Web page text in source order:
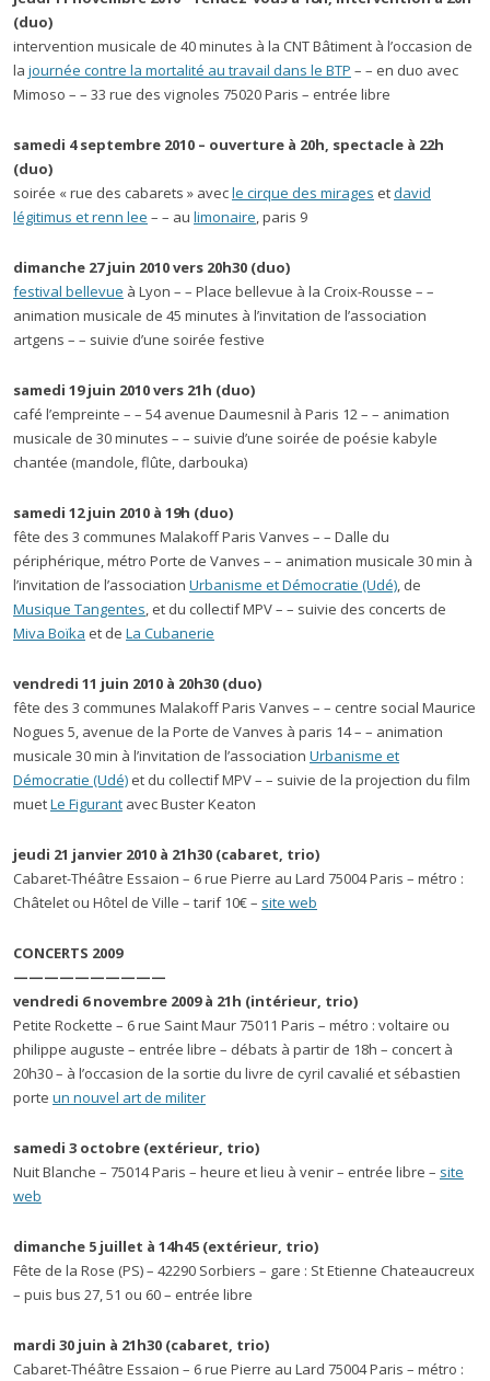
(duo)
intervention musicale de 40 minutes à la CNT Bâtiment à l’occasion de
la journée contre la mortalité au travail dans le BTP – – en duo avec
Mimoso – – 33 rue des vignoles 75020 Paris – entrée libre
samedi 4 septembre 2010 – ouverture à 20h, spectacle à 22h
(duo)
soirée « rue des cabarets » avecle cirque des mirages etdavid
légitimus et renn lee – – au limonaire, paris 9
dimanche 27 juin 2010 vers 20h30 (duo)
festival bellevue à Lyon – – Place bellevue à la Croix-Rousse – –
animation musicale de 45 minutes à l’invitation de l’association
artgens – – suivie d’une soirée festive
samedi 19 juin 2010 vers 21h (duo)
café l’empreinte – – 54 avenue Daumesnil à Paris 12 – – animation
musicale de 30 minutes – – suivie d’une soirée de poésie kabyle
chantée (mandole, flûte, darbouka)
samedi 12 juin 2010 à 19h (duo)
fête des 3 communes Malakoff Paris Vanves – – Dalle du
périphérique, métro Porte de Vanves – – animation musicale 30 min à
l’invitation de l’association Urbanisme et Démocratie (Udé), de
Musique Tangentes, et du collectif MPV – – suivie des concerts de
Miva Boïka et de La Cubanerie
vendredi 11 juin 2010 à 20h30 (duo)
fête des 3 communes Malakoff Paris Vanves – – centre social Maurice
Nogues 5, avenue de la Porte de Vanves à paris 14 – – animation
musicale 30 min à l’invitation de l’association Urbanisme et
Démocratie (Udé) et du collectif MPV – – suivie de la projection du film
muetLe Figurant avec Buster Keaton
jeudi 21 janvier 2010 à 21h30 (cabaret, trio)
Cabaret-Théâtre Essaion – 6 rue Pierre au Lard 75004 Paris – métro :
Châtelet ou Hôtel de Ville – tarif 10€ – site web
CONCERTS 2009
——————————
vendredi 6 novembre 2009 à 21h (intérieur, trio)
Petite Rockette – 6 rue Saint Maur 75011 Paris – métro : voltaire ou
philippe auguste – entrée libre – débats à partir de 18h – concert à
20h30 – à l’occasion de la sortie du livre de cyril cavalié et sébastien
porte un nouvel art de militer
samedi 3 octobre (extérieur, trio)
Nuit Blanche – 75014 Paris – heure et lieu à venir – entrée libre – site
web
dimanche 5 juillet à 14h45 (extérieur, trio)
Fête de la Rose (PS) – 42290 Sorbiers – gare : St Etienne Chateaucreux
– puis bus 27, 51 ou 60 – entrée libre
mardi 30 juin à 21h30 (cabaret, trio)
Cabaret-Théâtre Essaion – 6 rue Pierre au Lard 75004 Paris – métro :